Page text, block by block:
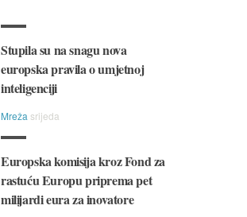
Stupila su na snagu nova
europska pravila o umjetnoj
inteligenciji
Mreža srijeda
Europska komisija kroz Fond za
rastuću Europu priprema pet
milijardi eura za inovatore